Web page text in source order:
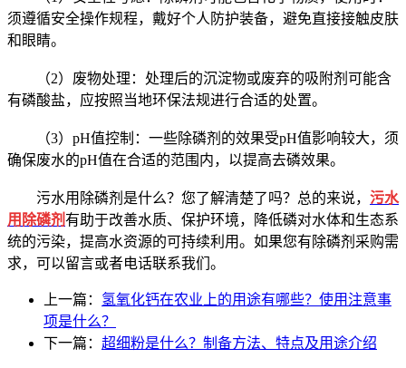
须遵循安全操作规程，戴好个人防护装备，避免直接接触皮肤
和眼睛。
（2）废物处理：处理后的沉淀物或废弃的吸附剂可能含
有磷酸盐，应按照当地环保法规进行合适的处置。
（3）pH值控制：一些除磷剂的效果受pH值影响较大，须
确保废水的pH值在合适的范围内，以提高去磷效果。
污水用除磷剂是什么？您了解清楚了吗？总的来说， 污水
用除磷剂有助于改善水质、保护环境，降低磷对水体和生态系
统的污染，提高水资源的可持续利用。如果您有除磷剂采购需
求，可以留言或者电话联系我们。
上一篇： 氢氧化钙在农业上的用途有哪些？使用注意事
项是什么？
下一篇： 超细粉是什么？制备方法、特点及用途介绍